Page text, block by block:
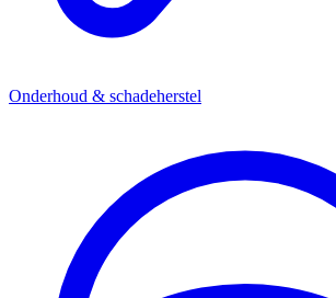
Onderhoud & schadeherstel